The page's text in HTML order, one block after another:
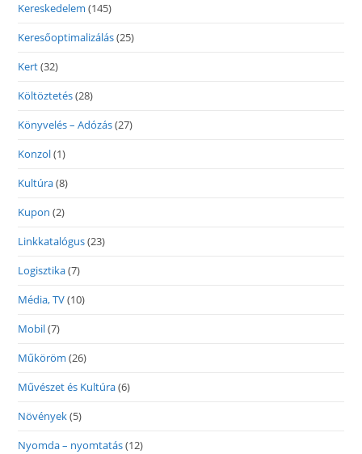
Kereskedelem (145)
Keresőoptimalizálás(25)
Kert(32)
Költöztetés(28)
Könyvelés – Adózás(27)
Konzol(1)
Kultúra(8)
Kupon (2)
Linkkatalógus(23)
Logisztika(7)
Média, TV(10)
Mobil(7)
Műköröm (26)
Művészet és Kultúra(6)
Növények(5)
Nyomda – nyomtatás(12)